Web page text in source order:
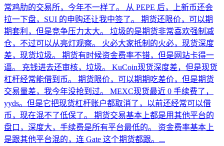
常鸡肋的交易所，今年不一样了。 从 PEPE 后，上新币还会
拉一下盘，SUI 的申购还让我中签了。 期货还限价，可以期
期套利，但是竞争压力太大。 垃圾的是期货非常喜欢强制减
仓，不过可以从亮灯观察。 火必大家抵制的火必，现货深度
差，现货垃圾。 期货有时候资金费率不错，但是网站卡得一
逼。 充钱进去还审核，垃圾。 KuCoin现货深度差，但是现货
杠杆经常能借到币。 期货限价，可以期期吃差价，但是期货
交易量差，我今年没抢到过。 MEXC现货最近 0 手续费了，
yyds。但是它把现货杠杆账户都取消了，以前还经常可以借
币，现在混不了低保了。 期货交易基本上都是用其他平台的
盘口，深度大，手续费是所有平台最低的。 资金费率基本上
是跟其他平台混的，连 Gate 这个期货都跟。...